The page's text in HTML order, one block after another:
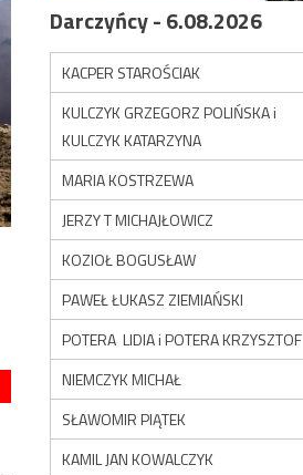
Darczyńcy - 6.08.2026
KACPER STAROŚCIAK
KULCZYK GRZEGORZ POLIŃSKA i
KULCZYK KATARZYNA
MARIA KOSTRZEWA
JERZY T MICHAJŁOWICZ
KOZIOŁ BOGUSŁAW
PAWEŁ ŁUKASZ ZIEMIAŃSKI
POTERA LIDIA i POTERA KRZYSZTOF
NIEMCZYK MICHAŁ
SŁAWOMIR PIĄTEK
KAMIL JAN KOWALCZYK